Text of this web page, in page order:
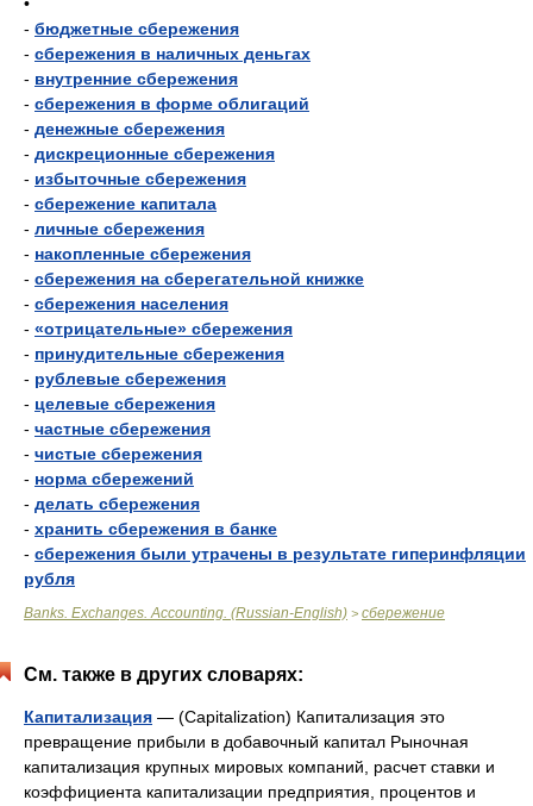
- бюджетные сбережения
- сбережения в наличных деньгах
- внутренние сбережения
- сбережения в форме облигаций
- денежные сбережения
- дискреционные сбережения
- избыточные сбережения
- сбережение капитала
- личные сбережения
- накопленные сбережения
- сбережения на сберегательной книжке
- сбережения населения
- «отрицательные» сбережения
- принудительные сбережения
- рублевые сбережения
- целевые сбережения
- частные сбережения
- чистые сбережения
- норма сбережений
- делать сбережения
- хранить сбережения в банке
- сбережения были утрачены в результате гиперинфляции
рубля
Banks. Exchanges. Accounting. (Russian-English) > сбережение
См. также в других словарях:
Капитализация — (Сapitalization) Капитализация это
превращение прибыли в добавочный капитал Рыночная
капитализация крупных мировых компаний, расчет ставки и
коэффициента капитализации предприятия, процентов и